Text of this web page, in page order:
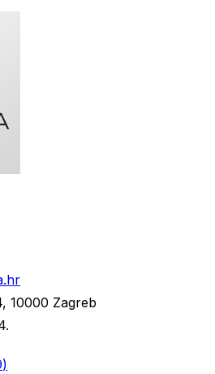
10000 Zagreb
)